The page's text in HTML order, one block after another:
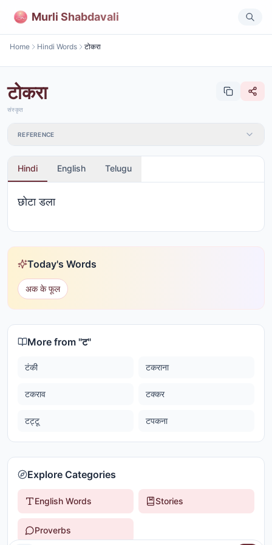
Murli Shabdavali
Home Hindi Words टोकरा
टोकरा
संस्कृत
REFERENCE
Hindi English Telugu
छोटा डला
Today's Words
अक के फूल
More from "ट"
टंकी टकराना
टकराव टक्कर
टट्टू टपकना
Explore Categories
English Words Stories
Proverbs